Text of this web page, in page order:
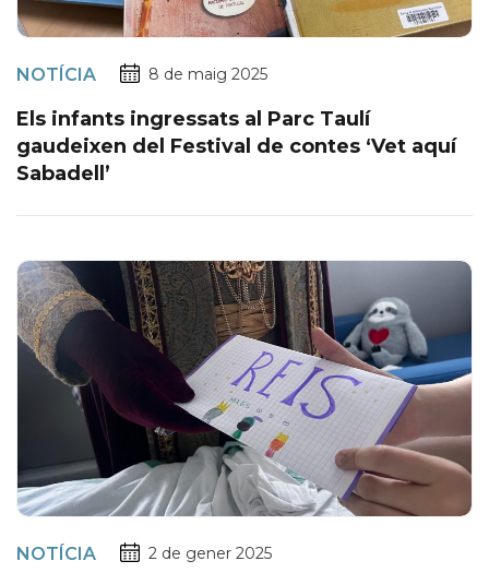
NOTÍCIA 8 de maig 2025
Els infants ingressats al Parc Taulí
gaudeixen del Festival de contes ‘Vet aquí
Sabadell’
NOTÍCIA 2 de gener 2025